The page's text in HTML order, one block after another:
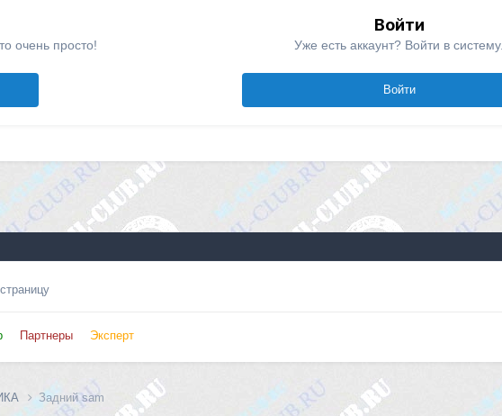
очень просто!
Войти
Уже есть аккаунт? Войти в систему.
Войти
Партнеры Эксперт
Задний sam